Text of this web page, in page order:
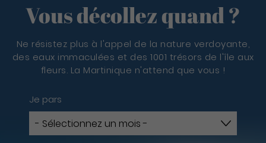
Vous décollez quand ?
Ne résistez plus à l'appel de la nature verdoyante,
des eaux immaculées et des 1001 trésors de l'île aux
fleurs. La Martinique n'attend que vous !
Je pars